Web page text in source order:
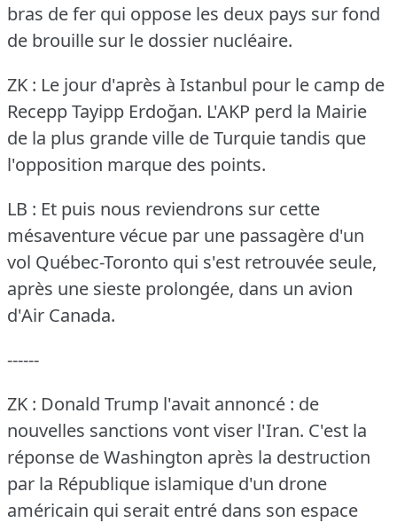
bras de fer qui oppose les deux pays sur fond
de brouille sur le dossier nucléaire.
ZK : Le jour d'après à Istanbul pour le camp de
Recepp Tayipp Erdoğan. L'AKP perd la Mairie
de la plus grande ville de Turquie tandis que
l'opposition marque des points.
LB : Et puis nous reviendrons sur cette
mésaventure vécue par une passagère d'un
vol Québec-Toronto qui s'est retrouvée seule,
après une sieste prolongée, dans un avion
d'Air Canada.
------
ZK : Donald Trump l'avait annoncé : de
nouvelles sanctions vont viser l'Iran. C'est la
réponse de Washington après la destruction
par la République islamique d'un drone
américain qui serait entré dans son espace